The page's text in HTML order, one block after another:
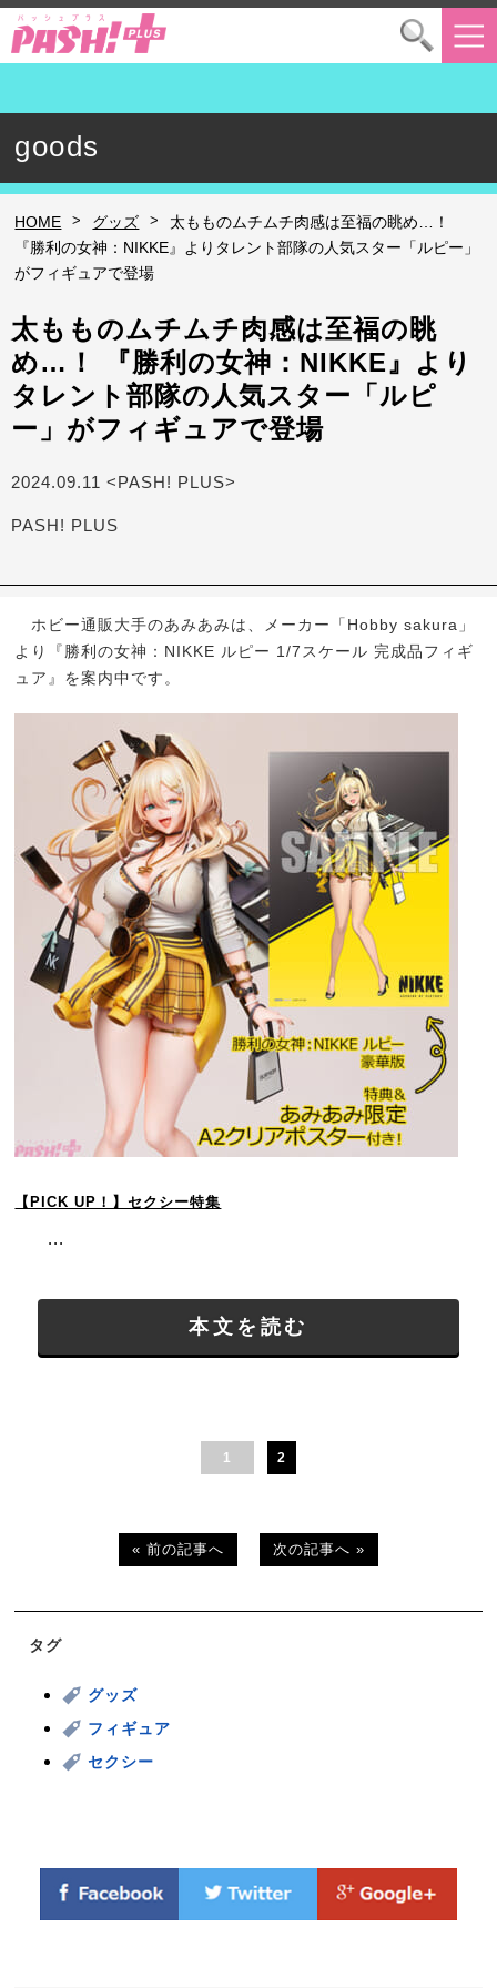
goods
HOME > グッズ >
太もものムチムチ肉感は至福の眺め…！
『勝利の女神：NIKKE』よりタレント部隊の人気スター「ルピー」
がフィギュアで登場
太もものムチムチ肉感は至福の眺
め…！ 『勝利の女神：NIKKE』より
タレント部隊の人気スター「ルピ
ー」がフィギュアで登場
2024.09.11 <PASH! PLUS>
PASH! PLUS
ホビー通販大手のあみあみは、メーカー「Hobby sakura」
より『勝利の女神：NIKKE ルピー 1/7スケール 完成品フィギ
ュア』を案内中です。
【PICK UP！】セクシー特集
...
本文を読む
1 2
« 前の記事へ 次の記事へ »
タグ
グッズ
フィギュア
セクシー